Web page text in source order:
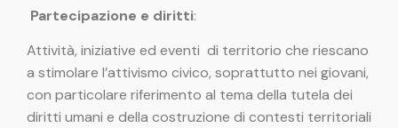
Partecipazione e diritti:
Attività, iniziative ed eventi di territorio che riescano
a stimolare l’attivismo civico, soprattutto nei giovani,
con particolare riferimento al tema della tutela dei
diritti umani e della costruzione di contesti territoriali